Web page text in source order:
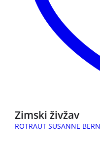
Zimski živžav
ROTRAUT SUSANNE